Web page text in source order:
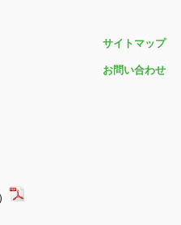
サイトマップ
お問い合わせ